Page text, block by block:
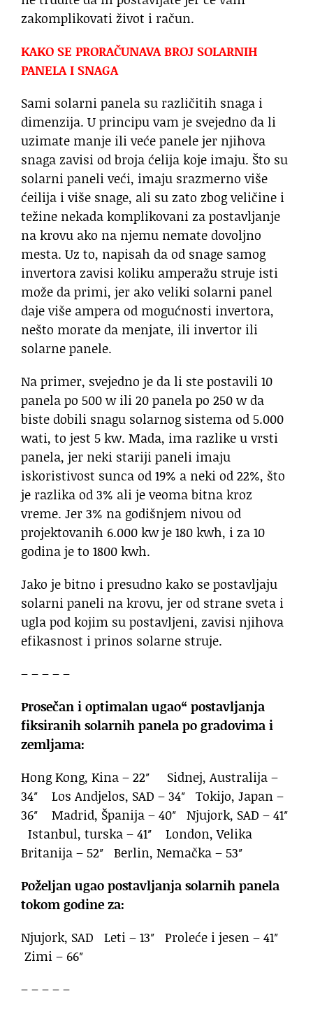
zakomplikovati život i račun.
KAKO SE PRORAČUNAVA BROJ SOLARNIH
PANELA I SNAGA
Sami solarni panela su različitih snaga i
dimenzija. U principu vam je svejedno da li
uzimate manje ili veće panele jer njihova
snaga zavisi od broja ćelija koje imaju. Što su
solarni paneli veći, imaju srazmerno više
ćeilija i više snage, ali su zato zbog veličine i
težine nekada komplikovani za postavljanje
na krovu ako na njemu nemate dovoljno
mesta. Uz to, napisah da od snage samog
invertora zavisi koliku amperažu struje isti
može da primi, jer ako veliki solarni panel
daje više ampera od mogućnosti invertora,
nešto morate da menjate, ili invertor ili
solarne panele.
Na primer, svejedno je da li ste postavili 10
panela po 500 w ili 20 panela po 250 w da
biste dobili snagu solarnog sistema od 5.000
wati, to jest 5 kw. Mada, ima razlike u vrsti
panela, jer neki stariji paneli imaju
iskoristivost sunca od 19% a neki od 22%, što
je razlika od 3% ali je veoma bitna kroz
vreme. Jer 3% na godišnjem nivou od
projektovanih 6.000 kw je 180 kwh, i za 10
godina je to 1800 kwh.
Jako je bitno i presudno kako se postavljaju
solarni paneli na krovu, jer od strane sveta i
ugla pod kojim su postavljeni, zavisi njihova
efikasnost i prinos solarne struje.
– – – – –
Prosečan i optimalan ugao“ postavljanja
fiksiranih solarnih panela po gradovima i
zemljama:
Hong Kong, Kina – 22″ Sidnej, Australija –
34″ Los Andjelos, SAD – 34″ Tokijo, Japan –
36″ Madrid, Španija – 40″ Njujork, SAD – 41″
Istanbul, turska – 41″ London, Velika
Britanija – 52″ Berlin, Nemačka – 53″
Poželjan ugao postavljanja solarnih panela
tokom godine za:
Njujork, SAD Leti – 13″ Proleće i jesen – 41″
Zimi – 66″
– – – – –